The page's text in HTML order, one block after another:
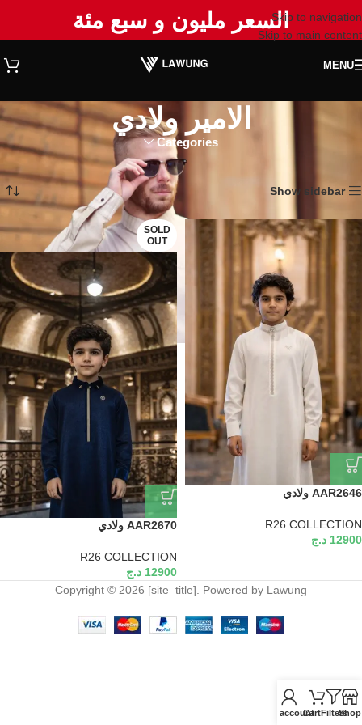
Skip to navigation
Skip to main content
السعر مليون و سبع مئة
MENU
الامير ولادي
Categories
منتجات تحت الوسم “الامير ولادي” عرض ⁦2⁩ من كل النتائج
Show sidebar
AAR2646 ولادي
R26 COLLECTION
12900 د.ج
SOLD
OUT
AAR2670 ولادي
R26 COLLECTION
12900 د.ج
Copyright © 2026 [site_title]. Powered by Lawung
Shop
Filters
Cart
My account